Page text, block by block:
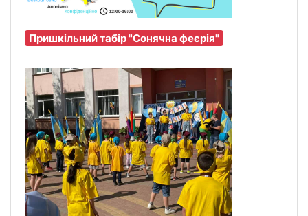
Пришкільний табір "Сонячна феєрія"